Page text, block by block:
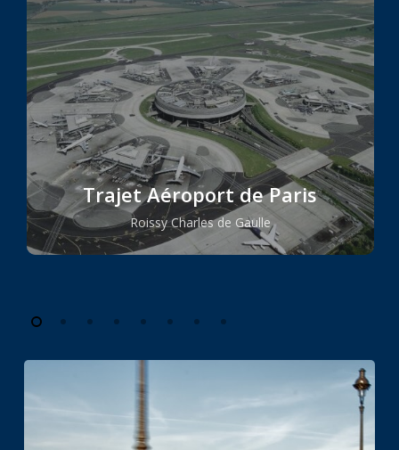
Trajet Aéroport de Paris
Roissy Charles de Gaulle